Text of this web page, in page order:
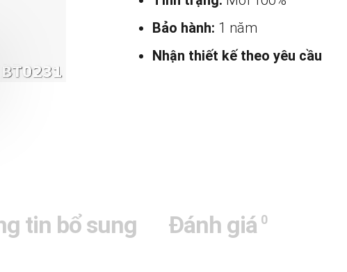
Bảo hành: 1 năm
Nhận thiết kế theo yêu cầu
tin bổ sung Đánh giá 0